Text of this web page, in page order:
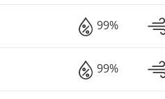
99%
99%